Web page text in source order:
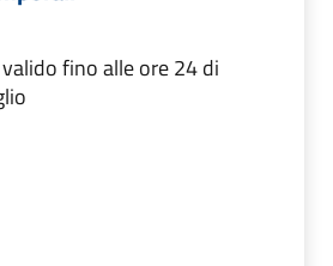
fino alle ore 24 di